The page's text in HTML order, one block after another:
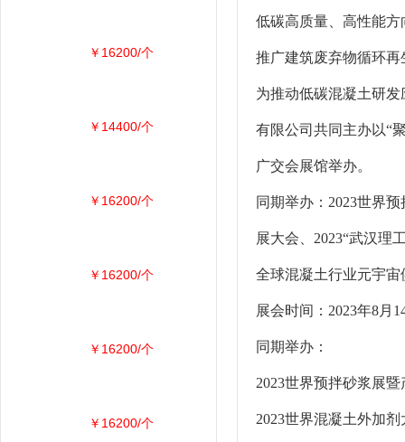
低碳高质量、高性能
推广建筑废弃物循环
为推动低碳混凝土研
有限公司共同主办以“
广交会展馆举办。
同期举办：2023世界
展大会、2023“武汉理
全球混凝土行业元宇宙
展会时间：2023年8月
同期举办：
2023世界预拌砂浆展
2023世界混凝土外加
￥16200/个
￥14400/个
￥16200/个
￥16200/个
￥16200/个
￥16200/个